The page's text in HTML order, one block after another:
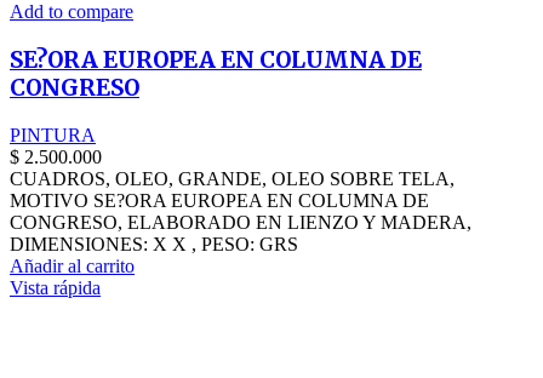
Add to compare
SE?ORA EUROPEA EN COLUMNA DE
CONGRESO
PINTURA
$ 2.500.000
CUADROS, OLEO, GRANDE, OLEO SOBRE TELA,
MOTIVO SE?ORA EUROPEA EN COLUMNA DE
CONGRESO, ELABORADO EN LIENZO Y MADERA,
DIMENSIONES: X X , PESO: GRS
Añadir al carrito
Vista rápida